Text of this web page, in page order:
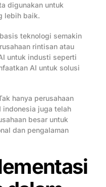
digunakan untuk
lebih baik.
teknologi semakin
rintisan atau
untuk industi seperti
AI untuk solusi
hanya perusahaan
indonesia juga telah
besar untuk
dan pengalaman